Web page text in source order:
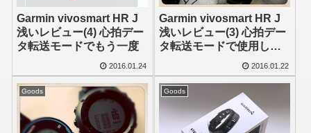
Garmin vivosmart HR J
浅いレビュー(4) 心拍デー
タ転送モードでもう一度
2016.01.24
Garmin vivosmart HR J
浅いレビュー(3) 心拍デー
タ転送モードで使用して
胸ストラップの心拍計と
比較してみました
2016.01.22
Goods Goods